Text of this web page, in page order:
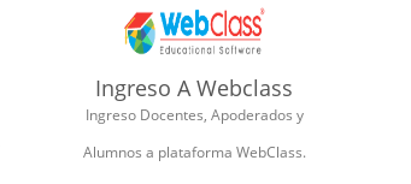
Ingreso A Webclass
Ingreso Docentes, Apoderados y
Alumnos a plataforma WebClass.